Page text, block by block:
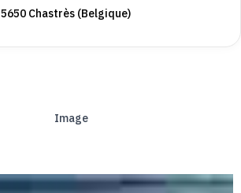
5650 Chastrès (Belgique)